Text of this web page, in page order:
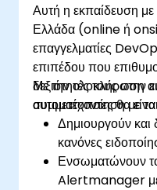
Αυτή η εκπαίδευση
Ελλάδα (online ή
επαγγελματίες
επιπέδου που
δεξιότητές τους στην
αυτοματοποίηση με
Με την ολοκλήρωση
συμμετέχοντες θα
Δημιουργούν και
κανόνες
Ενσωματώνουν
Alertmanager με